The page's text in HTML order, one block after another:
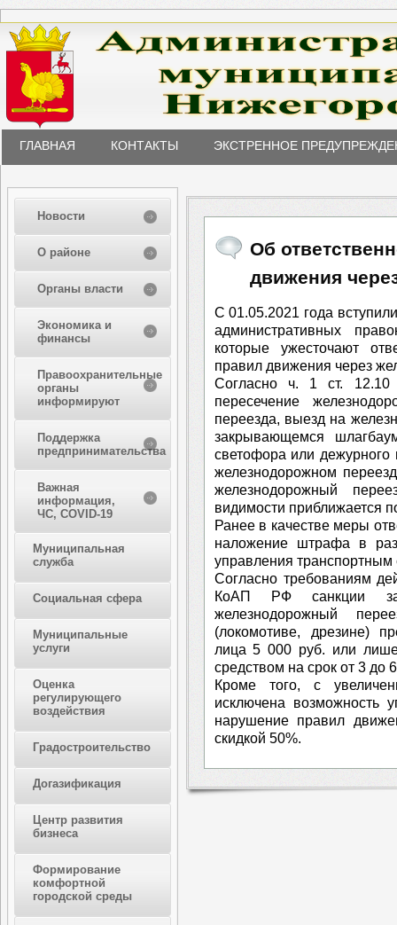
ГЛАВНАЯ КОНТАКТЫ ЭКСТРЕННОЕ
Новости
О районе
Органы власти
Экономика и
финансы
Правоохранительные
органы
информируют
Поддержка
предпринимательства
Важная
информация,
ЧС, COVID-19
Муниципальная
служба
Социальная сфера
Муниципальные
услуги
Оценка
регулирующего
воздействия
Градостроительство
Догазификация
Центр развития
бизнеса
Формирование
комфортной
городской среды
Об
движения
С 01.05.2021 года
административных
которые ужесточают
правил движения через
Согласно ч. 1 ст.
пересечение
переезда, выезд на
закрывающемся
светофора или дежурного
железнодорожном
железнодорожный
видимости приближается
Ранее в качестве меры
наложение штрафа в
управления транспортным
Согласно требованиям
КоАП РФ санкции за
железнодорожный
(локомотиве, дрезине)
лица 5 000 руб. или
средством на срок от 3 до
Кроме того, с
исключена возможность
нарушение правил
скидкой 50%.